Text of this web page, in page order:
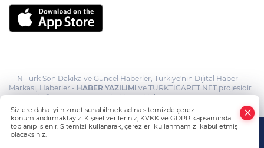
TTN Türk Son Dakika ve Güncel Haberler, Türkiye'nin Dijital Haber
Markası, Haberler - HABER YAZILIMI ve TURKTICARET.NET projesidir
Copyright© 2006-2026 Tüm hakları saklıdır.
Sizlere daha iyi hizmet sunabilmek adına sitemizde çerez
konumlandırmaktayız. Kişisel verileriniz, KVKK ve GDPR kapsamında
toplanıp işlenir. Sitemizi kullanarak, çerezleri kullanmamızı kabul etmiş
olacaksınız.